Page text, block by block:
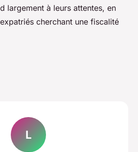
largement à leurs attentes, en
cherchant une fiscalité
L